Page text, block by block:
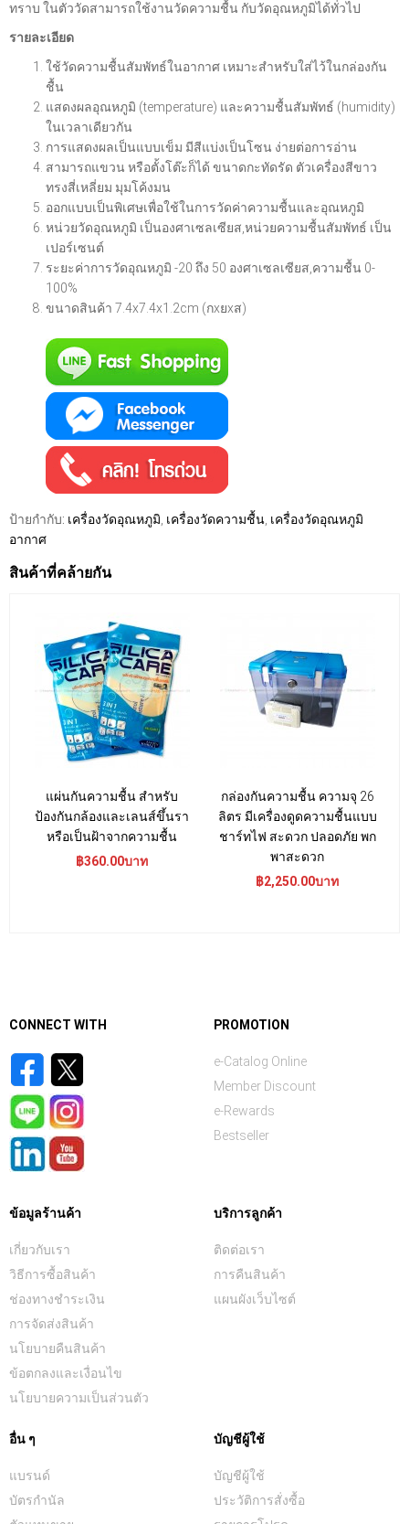
ทราบ ในตัววัดสามารถใช้งานวัดความชื้น กับวัดอุณหภูมิได้ทั่วไป
รายละเอียด
ใช้วัดความชื้นสัมพัทธ์ในอากาศ เหมาะสำหรับใส่ไว้ในกล่องกัน
ชื้น
แสดงผลอุณหภูมิ (temperature) และความชื้นสัมพัทธ์ (humidity)
ในเวลาเดียวกัน
การแสดงผลเป็นแบบเข็ม มีสีแบ่งเป็นโซน ง่ายต่อการอ่าน
สามารถแขวน หรือตั้งโต๊ะก็ได้ ขนาดกะทัดรัด ตัวเครื่องสีขาว
ทรงสี่เหลี่ยม มุมโค้งมน
ออกแบบเป็นพิเศษเพื่อใช้ในการวัดค่าความชื้นและอุณหภูมิ
หน่วยวัดอุณหภูมิ เป็นองศาเซลเซียส,หน่วยความชื้นสัมพัทธ์ เป็น
เปอร์เซนต์
ระยะค่าการวัดอุณหภูมิ -20 ถึง 50 องศาเซลเซียส,ความชื้น 0-
100%
ขนาดสินค้า 7.4x7.4x1.2cm (กxยxส)
ป้ายกำกับ: เครื่องวัดอุณหภูมิ เครื่องวัดความชื้น เครื่องวัดอุณหภูมิ
อากาศ
สินค้าที่คล้ายกัน
แผ่นกันความชื้น สำหรับ
ป้องกันกล้องและเลนส์ขึ้นรา
หรือเป็นฝ้าจากความชื้น
฿360.00บาท
กล่องกันความชื้น ความจุ 26
ลิตร มีเครื่องดูดความชื้นแบบ
ชาร์ทไฟ สะดวก ปลอดภัย พก
พาสะดวก
฿2,250.00บาท
CONNECT WITH PROMOTION
e-Catalog Online
Member Discount
e-Rewards
Bestseller
ข้อมูลร้านค้า
เกี่ยวกับเรา
วิธีการซื้อสินค้า
ช่องทางชำระเงิน
การจัดส่งสินค้า
นโยบายคืนสินค้า
ข้อตกลงและเงื่อนไข
นโยบายความเป็นส่วนตัว
บริการลูกค้า
ติดต่อเรา
การคืนสินค้า
แผนผังเว็บไซต์
อื่น ๆ
แบรนด์
บัตรกำนัล
บัญชีผู้ใช้
บัญชีผู้ใช้
ประวัติการสั่งซื้อ